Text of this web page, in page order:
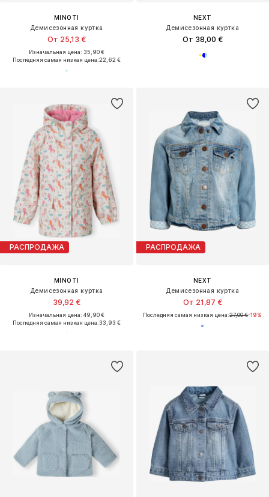
MINOTI
Демисезонная куртка
От 25,13 €
Изначальная цена: 35,90 €
Последняя самая низкая цена:22,62 €
NEXT
Демисезонная куртка
От 38,00 €
РАСПРОДАЖА
MINOTI
Демисезонная куртка
39,92 €
Изначальная цена: 49,90 €
Последняя самая низкая цена:33,93 €
РАСПРОДАЖА
NEXT
Демисезонная куртка
От 21,87 €
Последняя самая низкая цена:27,00 €-19%